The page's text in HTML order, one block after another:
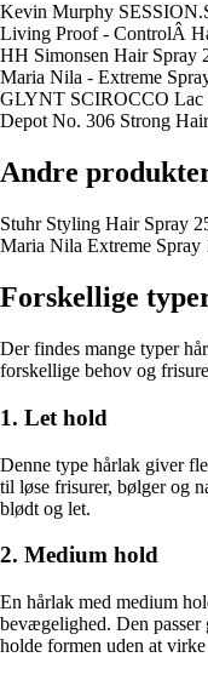
Kevin Murphy
Living Proof - ControlÂ
HH Simonsen Hair Spray
Maria Nila - Extreme
GLYNT SCIROCCO Lac
Depot No. 306 Strong
Andre
Stuhr Styling Hair Spray
Maria Nila Extreme Spray
Forskellige
Der findes mange typer
forskellige behov og
1. Let hold
Denne type hårlak giver
til løse frisurer, bølger og
blødt og let.
2. Medium hold
En hårlak med medium
bevægelighed. Den
holde formen uden at virke